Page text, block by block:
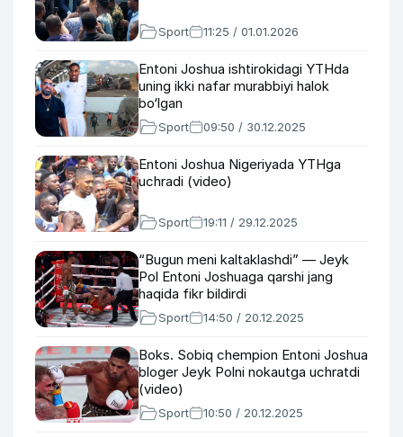
Sport 11:25 / 01.01.2026
Entoni Joshua ishtirokidagi YTHda
uning ikki nafar murabbiyi halok
bo‘lgan
Sport 09:50 / 30.12.2025
Entoni Joshua Nigeriyada YTHga
uchradi (video)
Sport 19:11 / 29.12.2025
“Bugun meni kaltaklashdi” — Jeyk
Pol Entoni Joshuaga qarshi jang
haqida fikr bildirdi
Sport 14:50 / 20.12.2025
Boks. Sobiq chempion Entoni Joshua
bloger Jeyk Polni nokautga uchratdi
(video)
Sport 10:50 / 20.12.2025